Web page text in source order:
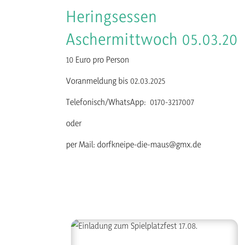
Heringsessen
Aschermittwoch
10 Euro pro Person
Voranmeldung bis 02.03.2025
Telefonisch/WhatsApp: 0170-3217007
oder
per Mail: dorfkneipe-die-maus@gmx.de